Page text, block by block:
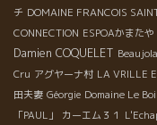
チ DOMAINE FRANCOIS
CONNECTION ESPOAかまたや
Damien COQUELET
Cru アグヤーナ村 LA VRILLE
田夫妻 Géorgie Domaine Le
「PAUL」
カーエム３１